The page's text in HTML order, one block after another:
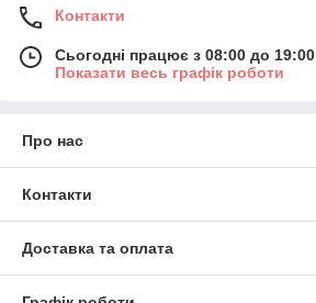
Контакти
Сьогодні працює з 08:00 до 19:00
Показати весь графік роботи
Про нас
Контакти
Доставка та оплата